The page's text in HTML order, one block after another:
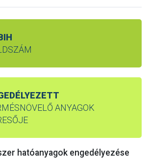
ANYAGOK
hatóanyagok engedélyezése